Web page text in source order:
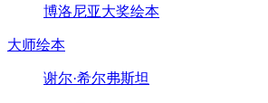
博洛尼亚大奖绘本
大师绘本
谢尔·希尔弗斯坦